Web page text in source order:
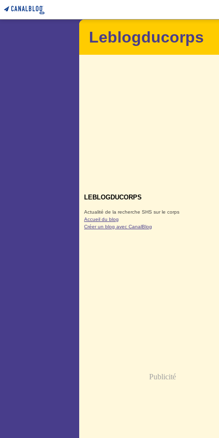
Leblogducorps
LEBLOGDUCORPS
Actualité de la recherche SHS sur le corps
Accueil du blog
Créer un blog avec CanalBlog
Publicité